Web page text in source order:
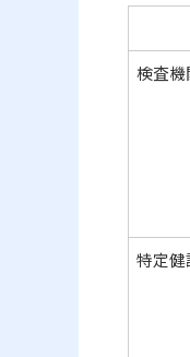
検査機
特定健